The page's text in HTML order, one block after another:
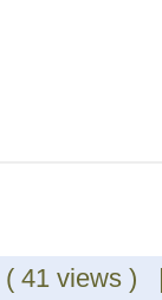
( 41 views